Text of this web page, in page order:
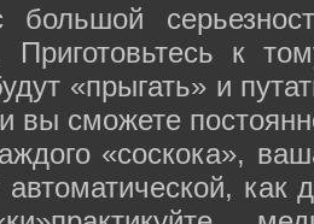
большой
Приготовьтесь к
«прыгать» и
вы сможете
«соскока»,
автоматической,